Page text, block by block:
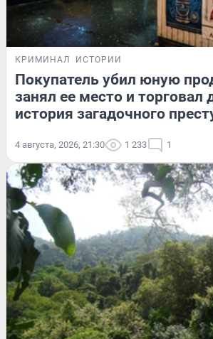
КРИМИНАЛ ИСТОРИИ
Покупатель убил юную
занял ее место и торговал
история загадочного
4 августа, 2026, 21:30 1 233 1